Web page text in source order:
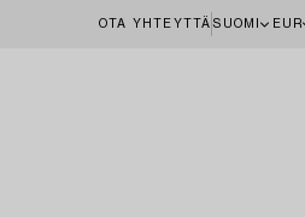
OTA YHTEYTTÄ SUOMI EUR